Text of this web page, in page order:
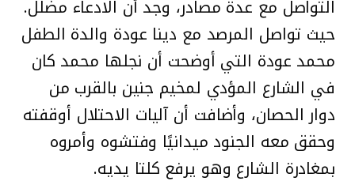
التواصل مع عدة مصادر، وجد أن الادعاء مضلل.
حيث تواصل المرصد مع دينا عودة والدة الطفل
محمد عودة التي أوضحت أن نجلها محمد كان
في الشارع المؤدي لمخيم جنين بالقرب من
دوار الحصان، وأضافت أن آليات الاحتلال أوقفته
وحقق معه الجنود ميدانيًا وفتشوه وأمروه
بمغادرة الشارع وهو يرفع كلتا يديه.